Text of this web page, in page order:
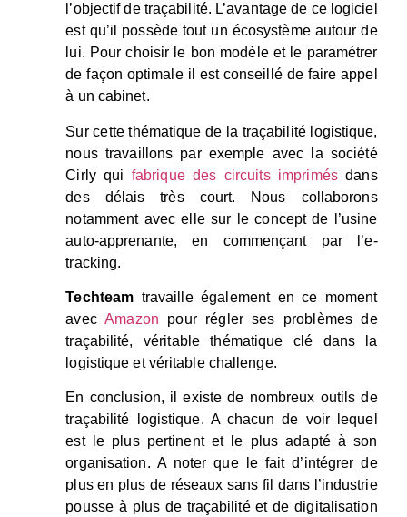
l’objectif de traçabilité. L’avantage de ce logiciel
est qu’il possède tout un écosystème autour de
lui. Pour choisir le bon modèle et le paramétrer
de façon optimale il est conseillé de faire appel
à un cabinet.
Sur cette thématique de la traçabilité logistique,
nous travaillons par exemple avec la société
Cirly qui fabrique des circuits imprimésdans
des délais très court. Nous collaborons
notamment avec elle sur le concept de l’usine
auto-apprenante, en commençant par l’e-
tracking.
Techteam travaille également en ce moment
avecAmazon pour régler ses problèmes de
traçabilité, véritable thématique clé dans la
logistique et véritable challenge.
En conclusion, il existe de nombreux outils de
traçabilité logistique. A chacun de voir lequel
est le plus pertinent et le plus adapté à son
organisation. A noter que le fait d’intégrer de
plus en plus de réseaux sans fil dans l’industrie
pousse à plus de traçabilité et de digitalisation